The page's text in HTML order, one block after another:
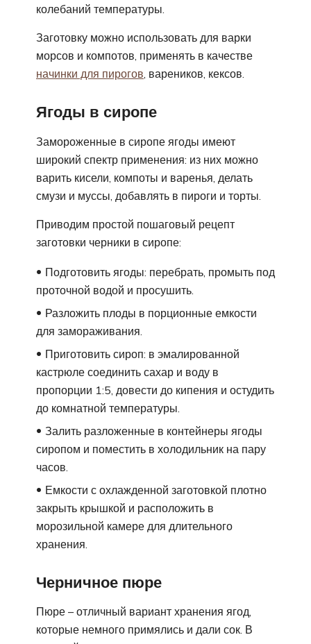
колебаний температуры.
Заготовку можно использовать для варки
морсов и компотов, применять в качестве
начинки для пирогов, вареников, кексов.
Ягоды в сиропе
Замороженные в сиропе ягоды имеют
широкий спектр применения: из них можно
варить кисели, компоты и варенья, делать
смузи и муссы, добавлять в пироги и торты.
Приводим простой пошаговый рецепт
заготовки черники в сиропе:
Подготовить ягоды: перебрать, промыть под
проточной водой и просушить.
Разложить плоды в порционные емкости
для замораживания.
Приготовить сироп: в эмалированной
кастрюле соединить сахар и воду в
пропорции 1:5, довести до кипения и остудить
до комнатной температуры.
Залить разложенные в контейнеры ягоды
сиропом и поместить в холодильник на пару
часов.
Емкости с охлажденной заготовкой плотно
закрыть крышкой и расположить в
морозильной камере для длительного
хранения.
Черничное пюре
Пюре – отличный вариант хранения ягод,
которые немного примялись и дали сок. В